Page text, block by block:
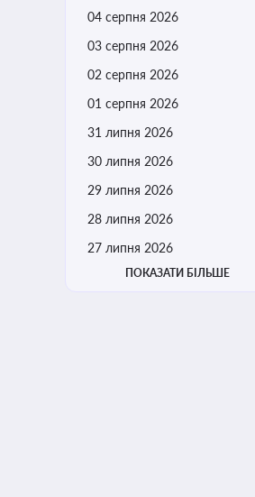
04 серпня 2026
03 серпня 2026
02 серпня 2026
01 серпня 2026
31 липня 2026
30 липня 2026
29 липня 2026
28 липня 2026
27 липня 2026
ПОКАЗАТИ БІЛЬШЕ